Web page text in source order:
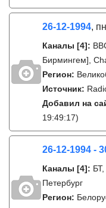
26-12-1994, пн
Каналы [4]:
Бирмингем],
Регион:
Источник:
Добавил на
19:49:17)
26-12-1994 -
Каналы [4]:
Петербург
Регион: